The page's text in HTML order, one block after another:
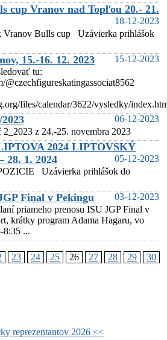
cup Vranov nad Topľou 20.- 21.
18-12-2023
Vranov Bulls cup Uzávierka prihlášok
15.-16. 12. 2023
15-12-2023
tu:
files/calendar/3622/vysledky/
06-12-2023
z 24.-25. novembra 2023
2024 LIPTOVSKÝ
28. 1. 2024
05-12-2023
Uzávierka prihlášok do
Final v Pekingu
03-12-2023
priameho prenosu ISU JGP Final v
krátky program Adama Hagaru, vo
...
23 24 25 26 27 28 29
30
reprezentantov 2026 <<